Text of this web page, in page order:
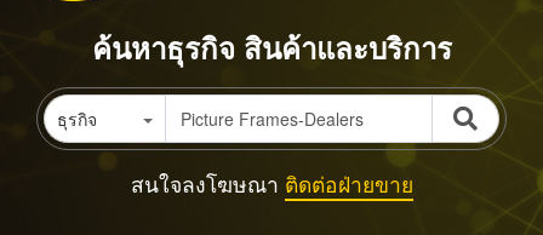
ค้นหาธุรกิจ สินค้าและบริการ
ธุรกิจ
สนใจลงโฆษณา ติดต่อฝ่ายขาย